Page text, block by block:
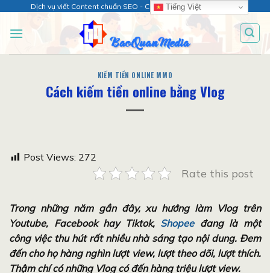
Chuyển
nội
dung
Dịch vụ viết Content chuẩn SEO - Chăm sóc web chuyên sâu!
KIẾM TIỀN ONLINE MMO
Cách kiếm tiền online bằng Vlog
Post Views: 272
Rate this post
Trong những năm gần đây, xu hướng làm Vlog trên
Youtube, Facebook hay Tiktok, Shopeeđang là một
công việc thu hút rất nhiều nhà sáng tạo nội dung. Đem
đến cho họ hàng nghìn lượt view, lượt theo dõi, lượt thích.
Thậm chí có những Vlog có đến hàng triệu lượt view.
Tiếng Việt